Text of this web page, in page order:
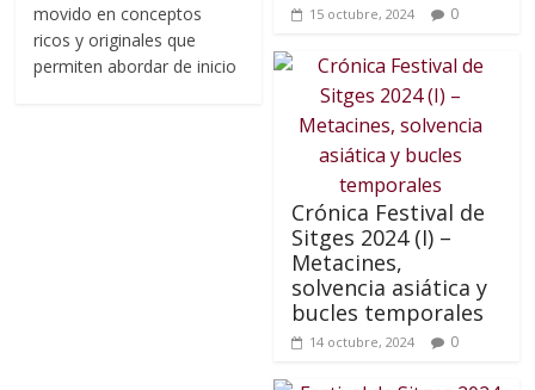
movido en conceptos
ricos y originales que
permiten abordar de inicio
15 octubre, 2024 0
Crónica Festival de
Sitges 2024 (I) –
Metacines,
solvencia asiática y
bucles temporales
14 octubre, 2024 0